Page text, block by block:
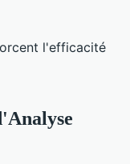
l'efficacité